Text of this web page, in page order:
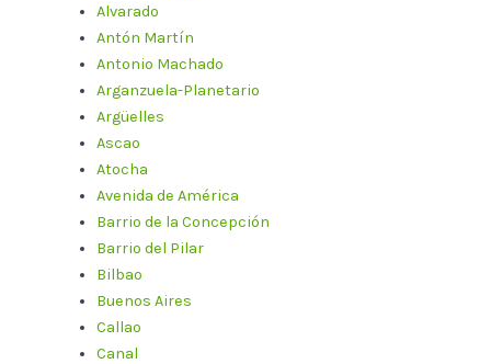
Alvarado
Antón Martín
Antonio Machado
Arganzuela-Planetario
Argüelles
Ascao
Atocha
Avenida de América
Barrio de la Concepción
Barrio del Pilar
Bilbao
Buenos Aires
Callao
Canal